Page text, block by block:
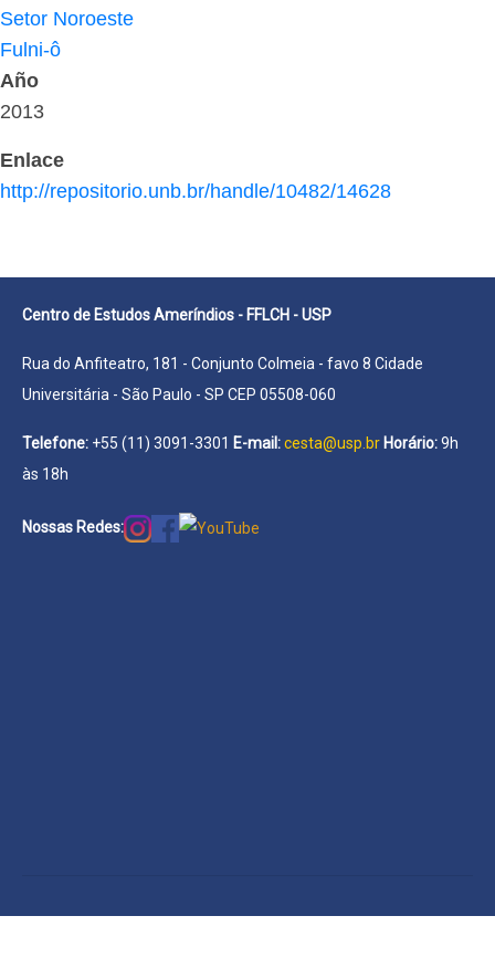
Setor Noroeste
Fulni-ô
Año
2013
Enlace
http://repositorio.unb.br/handle/10482/14628
Centro de Estudos Ameríndios - FFLCH - USP
Rua do Anfiteatro, 181 - Conjunto Colmeia - favo 8 Cidade
Universitária - São Paulo - SP CEP 05508-060
Telefone: +55 (11) 3091-3301 E-mail:cesta@usp.br Horário:9h
às 18h
Nossas Redes: